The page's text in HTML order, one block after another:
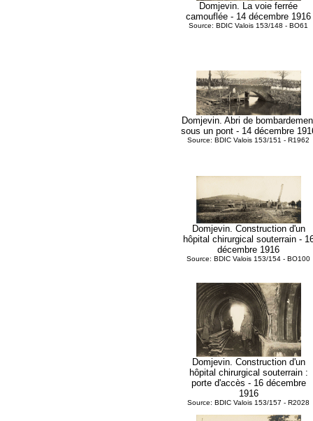
Domjevin. La voie ferrée
camouflée - 14 décembre 1916
Source: BDIC Valois 153/148 - BO61
Domjevin. Abri de
sous un pont - 14 décembre
Source: BDIC Valois 153/151 - R1962
Domjevin. Construction d'un
hôpital chirurgical souterrain -
décembre 1916
Source: BDIC Valois 153/154 - BO100
Domjevin. Construction d'un
hôpital chirurgical souterrain :
porte d'accès - 16 décembre
1916
Source: BDIC Valois 153/157 - R2028